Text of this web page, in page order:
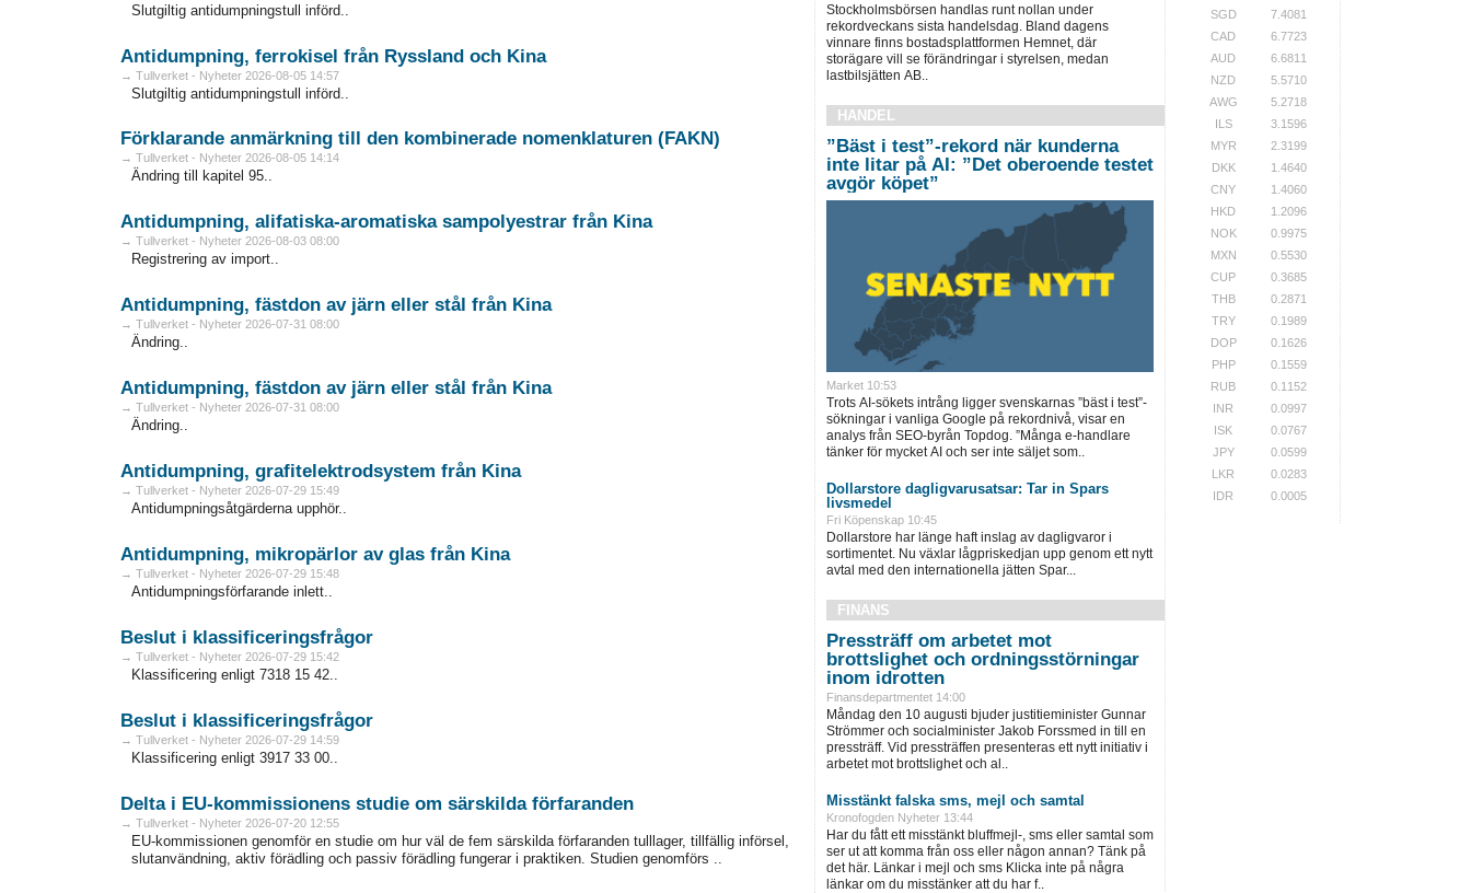
Slutgiltig antidumpningstull införd..
Antidumpning, ferrokisel från Ryssland och Kina
→ Tullverket - Nyheter 2026-08-05 14:57
Slutgiltig antidumpningstull införd..
Förklarande anmärkning till den kombinerade nomenklaturen (FAKN)
→ Tullverket - Nyheter 2026-08-05 14:14
Ändring till kapitel 95..
Antidumpning, alifatiska-aromatiska sampolyestrar från Kina
→ Tullverket - Nyheter 2026-08-03 08:00
Registrering av import..
Antidumpning, fästdon av järn eller stål från Kina
→ Tullverket - Nyheter 2026-07-31 08:00
Ändring..
Antidumpning, fästdon av järn eller stål från Kina
→ Tullverket - Nyheter 2026-07-31 08:00
Ändring..
Antidumpning, grafitelektrodsystem från Kina
→ Tullverket - Nyheter 2026-07-29 15:49
Antidumpningsåtgärderna upphör..
Antidumpning, mikropärlor av glas från Kina
→ Tullverket - Nyheter 2026-07-29 15:48
Antidumpningsförfarande inlett..
Beslut i klassificeringsfrågor
→ Tullverket - Nyheter 2026-07-29 15:42
Klassificering enligt 7318 15 42..
Beslut i klassificeringsfrågor
→ Tullverket - Nyheter 2026-07-29 14:59
Klassificering enligt 3917 33 00..
Delta i EU-kommissionens studie om särskilda förfaranden
→ Tullverket - Nyheter 2026-07-20 12:55
EU-kommissionen genomför en studie om hur väl de fem särskilda förfaranden tulllager, tillfällig införsel,
slutanvändning, aktiv förädling och passiv förädling fungerar i praktiken. Studien genomförs ..
Stockholmsbörsen handlas runt nollan under
rekordveckans sista handelsdag. Bland dagens
vinnare finns bostadsplattformen Hemnet, där
storägare vill se förändringar i styrelsen, medan
lastbilsjätten AB..
HANDEL
”Bäst i test”-rekord när kunderna
inte litar på AI: ”Det oberoende testet
avgör köpet”
Market 10:53
Trots AI-sökets intrång ligger svenskarnas ”bäst i test”-
sökningar i vanliga Google på rekordnivå, visar en
analys från SEO-byrån Topdog. ”Många e-handlare
tänker för mycket AI och ser inte säljet som..
Dollarstore dagligvarusatsar: Tar in Spars
livsmedel
Fri Köpenskap 10:45
Dollarstore har länge haft inslag av dagligvaror i
sortimentet. Nu växlar lågpriskedjan upp genom ett nytt
avtal med den internationella jätten Spar...
FINANS
Pressträff om arbetet mot
brottslighet och ordningsstörningar
inom idrotten
Finansdepartmentet 14:00
Måndag den 10 augusti bjuder justitieminister Gunnar
Strömmer och socialminister Jakob Forssmed in till en
pressträff. Vid pressträffen presenteras ett nytt initiativ i
arbetet mot brottslighet och al..
Misstänkt falska sms, mejl och samtal
Kronofogden Nyheter 13:44
Har du fått ett misstänkt bluffmejl-, sms eller samtal som
ser ut att komma från oss eller någon annan? Tänk på
det här. Länkar i mejl och sms Klicka inte på några
länkar om du misstänker att du har f..
SGD
7.4081
CAD
6.7723
AUD
6.6811
NZD
5.5710
AWG
5.2718
ILS
3.1596
MYR
2.3199
DKK
1.4640
CNY
1.4060
HKD
1.2096
NOK
0.9975
MXN
0.5530
CUP
0.3685
THB
0.2871
TRY
0.1989
DOP
0.1626
PHP
0.1559
RUB
0.1152
INR
0.0997
ISK
0.0767
JPY
0.0599
LKR
0.0283
IDR
0.0005